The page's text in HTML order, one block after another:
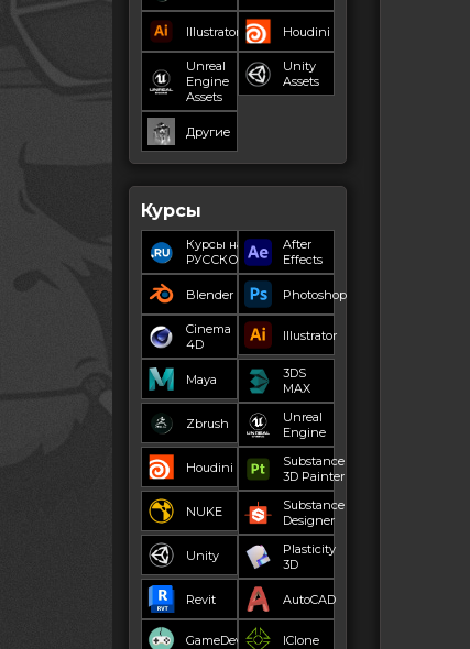
Illustrator Houdini
Unreal
Engine
Assets
Unity
Assets
Другие
Курсы
Курсы на
РУССКОМ
After
Effects
Blender Photoshop
Cinema
4D
Illustrator
Maya
3DS
MAX
Zbrush
Unreal
Engine
Houdini
Substance
3D Painter
NUKE
Substance
Designer
Unity
Plasticity
3D
Revit AutoCAD
GameDev IClone